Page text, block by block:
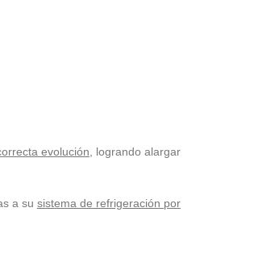
evolución , logrando alargar
a su sistema de refrigeración por